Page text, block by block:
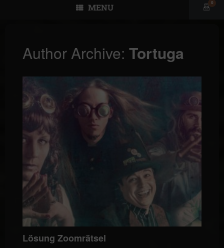
MENU
View
0
Author Archive: Tortuga
Lösung Zoomrätsel